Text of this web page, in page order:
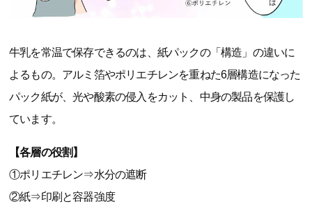
牛乳を常温で保存できるのは、紙パックの「構造」の違いに
よるもの。アルミ箔やポリエチレンを重ねた6層構造になった
パック紙が、光や酸素の侵入をカット、中身の製品を保護し
ています。
【各層の役割】
①ポリエチレン⇒水分の遮断
②紙⇒印刷と容器強度